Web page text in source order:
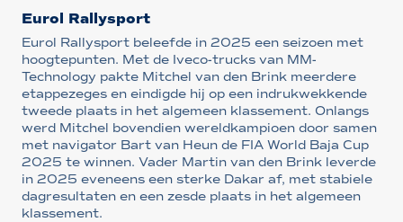
Eurol Rallysport
Eurol Rallysport beleefde in 2025 een seizoen met
hoogtepunten. Met de Iveco-trucks van MM-
Technology pakte Mitchel van den Brink meerdere
etappezeges en eindigde hij op een indrukwekkende
tweede plaats in het algemeen klassement. Onlangs
werd Mitchel bovendien wereldkampioen door samen
met navigator Bart van Heun de FIA World Baja Cup
2025 te winnen. Vader Martin van den Brink leverde
in 2025 eveneens een sterke Dakar af, met stabiele
dagresultaten en een zesde plaats in het algemeen
klassement.